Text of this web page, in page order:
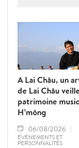
présenté les
coopération
dans ce
A Lai Châu, un
de Lai Châu
patrimoine
H’mông
06/08/2026
ÉVÉNEMENTS ET
PERSONNALITÉS